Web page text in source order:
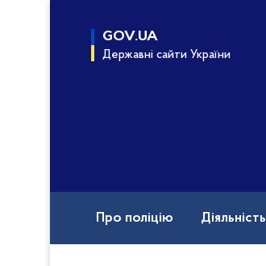
GOV.UA
Державні сайти України
Про поліцію Діяльність